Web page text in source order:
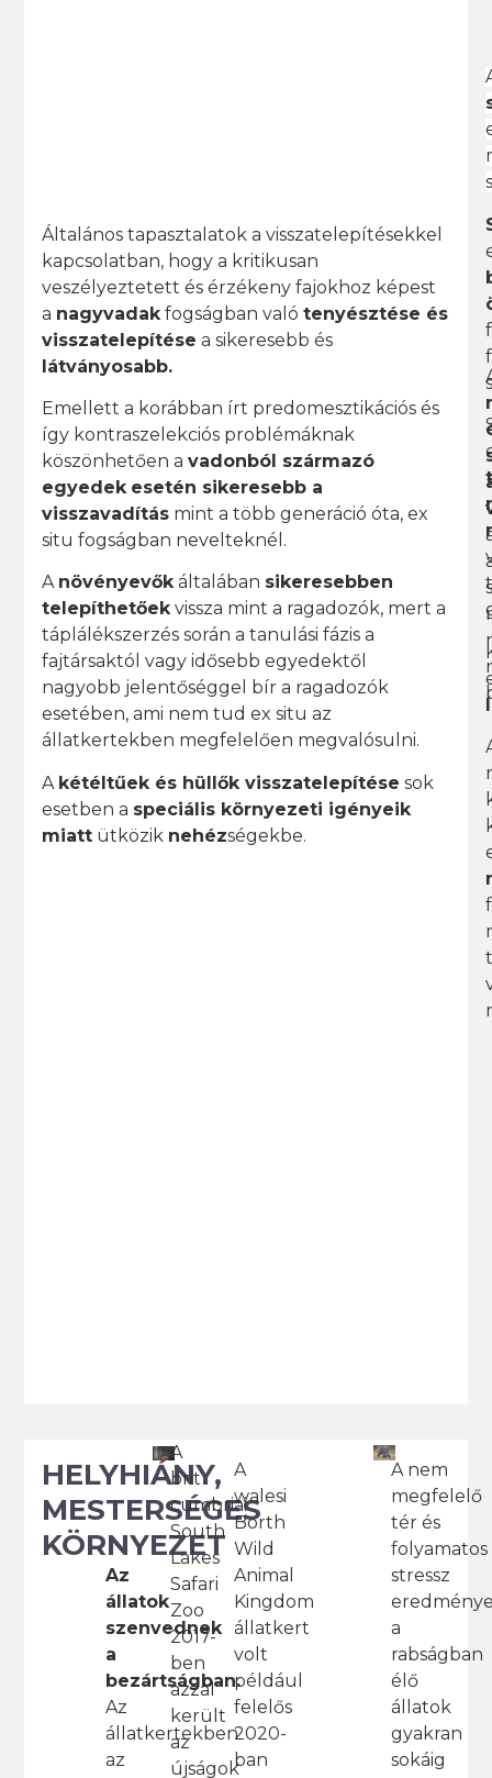
Általános tapasztalatok a visszatelepítésekkel
kapcsolatban, hogy a kritikusan
veszélyeztetett és érzékeny fajokhoz képest
a nagyvadak fogságban valótenyésztése és
visszatelepítése a sikeresebb és
látványosabb.
Emellett a korábban írt predomesztikációs és
így kontraszelekciós problémáknak
köszönhetően avadonból származó
egyedek esetén sikeresebb a
visszavadítás mint a több generáció óta, ex
situ fogságban nevelteknél.
A növényevőkáltalában sikeresebben
telepíthetőekvissza mint a ragadozók, mert a
táplálékszerzés során a tanulási fázis a
fajtársaktól vagy idősebb egyedektől
nagyobb jelentőséggel bír a ragadozók
esetében, ami nem tud ex situ az
állatkertekben megfelelően megvalósulni.
A kétéltűek és hüllők visszatelepítése sok
esetben a speciális környezeti igényeik
miatt ütközik nehézségekbe.
HELYHIÁNY,
MESTERSÉGES
KÖRNYEZET
Az
állatok
szenvednek
a
bezártságban.
Az
állatkertekben
az
A
brit
cumbriai
South
Lakes
Safari
Zoo
2017-
ben
azzal
került
az
újságok
A
walesi
Borth
Wild
Animal
Kingdom
állatkert
volt
például
felelős
2020-
ban
A nem
megfelelő
tér és
folyamatos
stressz
a
rabságban
élő
állatok
gyakran
sokáig